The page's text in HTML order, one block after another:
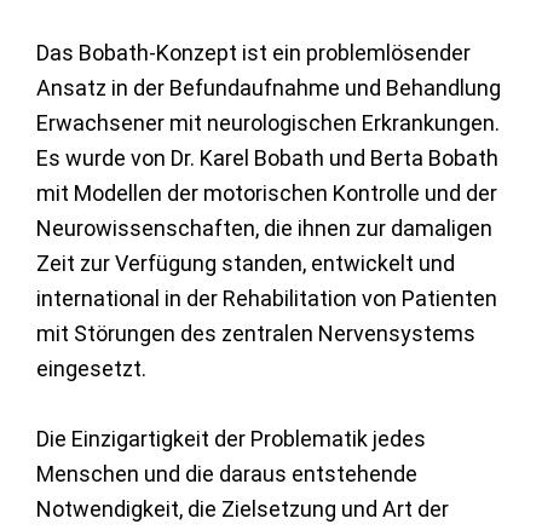
Das Bobath-Konzept ist ein problemlösender
Ansatz in der Befundaufnahme und Behandlung
Erwachsener mit neurologischen Erkrankungen.
Es wurde von Dr. Karel Bobath und Berta Bobath
mit Modellen der motorischen Kontrolle und der
Neurowissenschaften, die ihnen zur damaligen
Zeit zur Verfügung standen, entwickelt und
international in der Rehabilitation von Patienten
mit Störungen des zentralen Nervensystems
eingesetzt.
Die Einzigartigkeit der Problematik jedes
Menschen und die daraus entstehende
Notwendigkeit, die Zielsetzung und Art der